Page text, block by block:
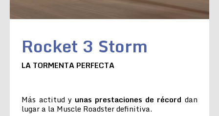
Rocket 3 Storm
LA TORMENTA PERFECTA
Más actitud y unas prestaciones de récord dan
lugar a la Muscle Roadster definitiva.